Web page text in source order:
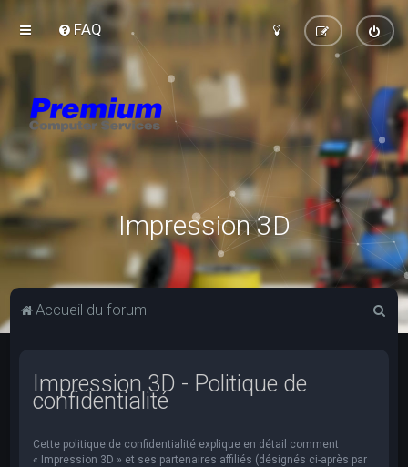
FAQ
Impression 3D
Accueil du forum
Impression 3D - Politique de
confidentialité
Cette politique de confidentialité explique en détail comment
« Impression 3D » et ses partenaires affiliés (désignés ci-après par